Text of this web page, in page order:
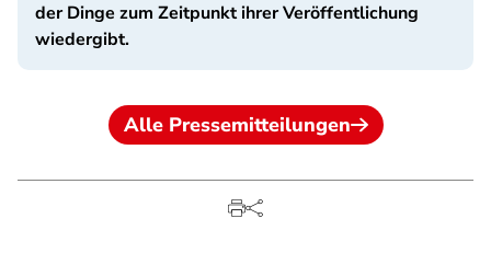
der Dinge zum Zeitpunkt ihrer Veröffentlichung
wiedergibt.
Alle Pressemitteilungen